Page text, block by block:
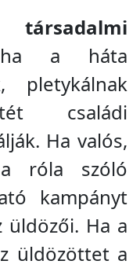
a háta
pletykálnak
családi
Ha valós,
róla szóló
kampányt
üldözői. Ha a
üldözöttet a